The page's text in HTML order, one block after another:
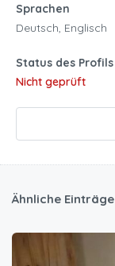
Sprachen
Deutsch, Englisch
Status des Profils
Nicht geprüft
Ähnliche Einträge